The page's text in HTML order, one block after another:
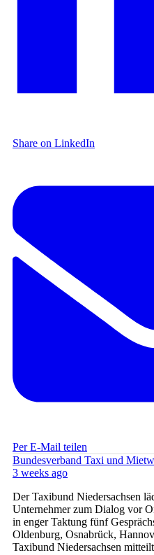
Share on LinkedIn
Per E-Mail teilen
Bundesverband Taxi und
3 weeks ago
Der Taxibund Niedersachsen
Unternehmer zum Dialog vor
in enger Taktung fünf
Oldenburg, Osnabrück,
Taxibund Niedersachsen